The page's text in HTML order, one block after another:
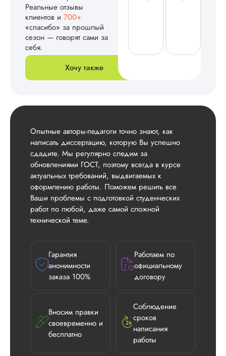
Реальные отзывы
клиентов и 700+
«спасибо» за прошлый
сезон — говорят сами за
себя.
Хочу также
Опытные авторы-педагоги точно знают, как
написать диссертацию, которую Вы успешно
сдадите. Мы регулярно следим за
обновлениями ГОСТ, поэтому всегда в курсе
актуальных требований, выдвигаемых к
оформлению работы. Поможем решить все
Ваши проблемы с подготовкой студенческих
работ по любой, даже самой сложной
технической теме.
Гарантия
анонимности
заказа 100%
Работаем по
официальному
договору
Вносим правки
своевременно и
бесплатно
Соблюдение
сроков
написания
работы